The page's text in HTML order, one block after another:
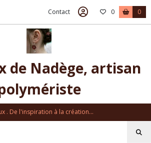
Contact 0 0
de Nadège, artisan
. De l'inspiration à la création...